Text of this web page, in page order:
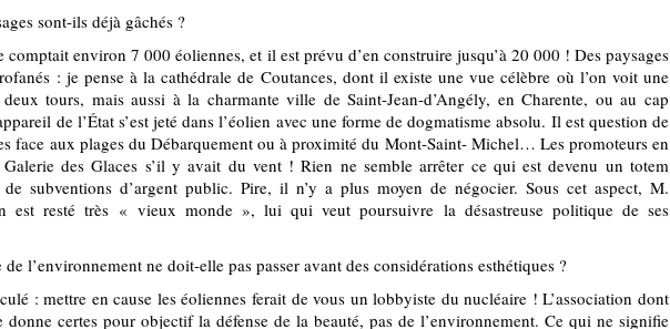
sont-ils déjà gâchés ?
comptait environ 7 000 éoliennes, et il est prévu d’en construire jusqu’à 20 000 ! Des paysages
: je pense à la cathédrale de Coutances, dont il existe une vue célèbre où l’on voit une
tours, mais aussi à la charmante ville de Saint-Jean-d’Angély, en Charente, ou au cap
de l’État s’est jeté dans ­l’éolien avec une forme de dogmatisme absolu. Il est question de
face aux plages du Débarquement ou à proximité du Mont-Saint- Michel… Les promoteurs en
des Glaces s’il y avait du vent ! Rien ne semble arrêter ce qui est devenu un totem
subventions d’argent public. Pire, il n’y a plus moyen de négocier. Sous cet aspect, M.
est resté très « vieux monde », lui qui veut poursuivre la désastreuse politique de ses
de l’environnement ne doit-elle pas passer avant des considérations esthétiques ?
: mettre en cause les éoliennes ferait de vous un lobbyiste du nucléaire ! L’association dont
donne certes pour objectif la défense de la beauté, pas de l’environnement. Ce qui ne signifie